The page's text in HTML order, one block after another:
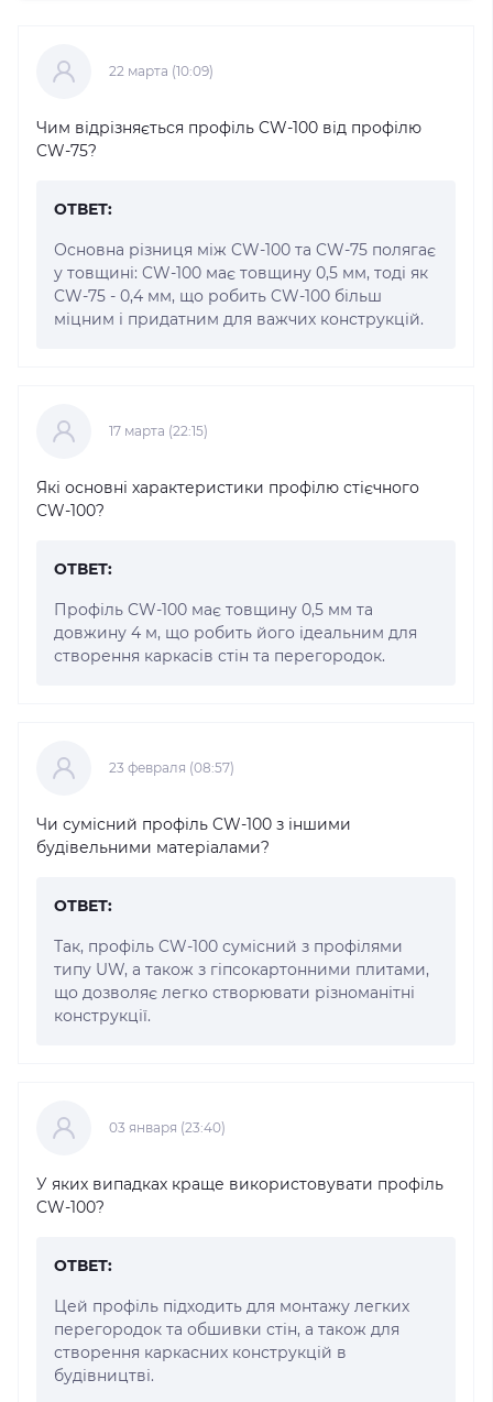
22 марта (10:09)
Чим відрізняється профіль CW-100 від профілю
CW-75?
ОТВЕТ:
Основна різниця між CW-100 та CW-75 полягає
у товщині: CW-100 має товщину 0,5 мм, тоді як
CW-75 - 0,4 мм, що робить CW-100 більш
міцним і придатним для важчих конструкцій.
17 марта (22:15)
Які основні характеристики профілю стієчного
CW-100?
ОТВЕТ:
Профіль CW-100 має товщину 0,5 мм та
довжину 4 м, що робить його ідеальним для
створення каркасів стін та перегородок.
23 февраля (08:57)
Чи сумісний профіль CW-100 з іншими
будівельними матеріалами?
ОТВЕТ:
Так, профіль CW-100 сумісний з профілями
типу UW, а також з гіпсокартонними плитами,
що дозволяє легко створювати різноманітні
конструкції.
03 января (23:40)
У яких випадках краще використовувати профіль
CW-100?
ОТВЕТ:
Цей профіль підходить для монтажу легких
перегородок та обшивки стін, а також для
створення каркасних конструкцій в
будівництві.